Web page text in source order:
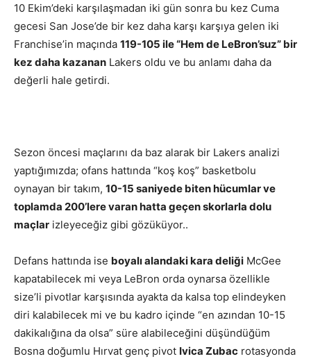
10 Ekim’deki karşılaşmadan iki gün sonra bu kez Cuma
gecesi San Jose’de bir kez daha karşı karşıya gelen iki
Franchise’in maçında 119-105 ile “Hem de LeBron’suz” bir
kez daha kazanan Lakers oldu ve bu anlamı daha da
değerli hale getirdi.
Sezon öncesi maçlarını da baz alarak bir Lakers analizi
yaptığımızda; ofans hattında “koş koş” basketbolu
oynayan bir takım, 10-15 saniyede biten hücumlar ve
toplamda 200’lere varan hatta geçen skorlarla dolu
maçlar izleyeceğiz gibi gözüküyor..
Defans hattında ise boyalı alandaki kara deliği McGee
kapatabilecek mi veya LeBron orda oynarsa özellikle
size’li pivotlar karşısında ayakta da kalsa top elindeyken
diri kalabilecek mi ve bu kadro içinde “en azından 10-15
dakikalığına da olsa” süre alabileceğini düşündüğüm
Bosna doğumlu Hırvat genç pivot Ivica Zubac rotasyonda